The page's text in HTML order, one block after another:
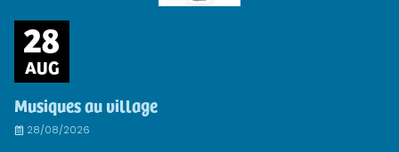
28
AUG
Musiques au village
28/08/2026